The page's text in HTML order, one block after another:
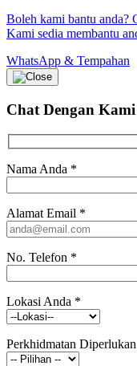
Boleh kami bantu anda?
Kami sedia membantu
WhatsApp & Tempahan
Chat Dengan Kami
Nama Anda *
Alamat Email *
No. Telefon *
Lokasi Anda *
Perkhidmatan Diperlukan